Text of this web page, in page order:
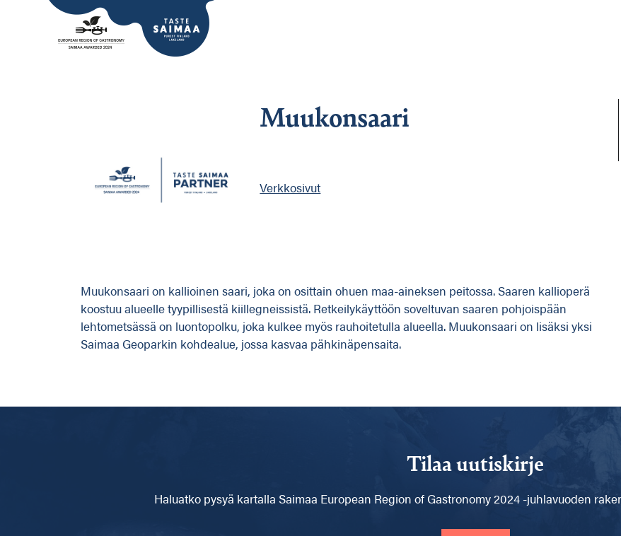
Muukonsaari
Verkkosivut
Muukonsaari on kallioinen saari, joka on osittain ohuen maa-aineksen peitossa. Saaren kallioperä
koostuu alueelle tyypillisestä kiillegneissistä. Retkeilykäyttöön soveltuvan saaren pohjoispään
lehtometsässä on luontopolku, joka kulkee myös rauhoitetulla alueella. Muukonsaari on lisäksi yksi
Saimaa Geoparkin kohdealue, jossa kasvaa pähkinäpensaita.
Tilaa uutiskirje
Haluatko pysyä kartalla Saimaa European Region of Gastronomy 2024 -juhlavuoden